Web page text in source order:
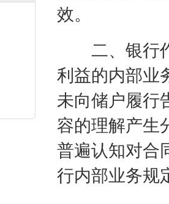
效。
二、银行作
利益的内部业
未向储户履行
容的理解产生
普遍认知对合
行内部业务规